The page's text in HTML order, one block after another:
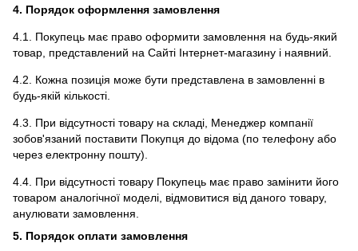
4. Порядок оформлення замовлення
4.1. Покупець має право оформити замовлення на будь-який
товар, представлений на Сайті Інтернет-магазину і наявний.
4.2. Кожна позиція може бути представлена в замовленні в
будь-якій кількості.
4.3. При відсутності товару на складі, Менеджер компанії
зобов'язаний поставити Покупця до відома (по телефону або
через електронну пошту).
4.4. При відсутності товару Покупець має право замінити його
товаром аналогічної моделі, відмовитися від даного товару,
анулювати замовлення.
5. Порядок оплати замовлення